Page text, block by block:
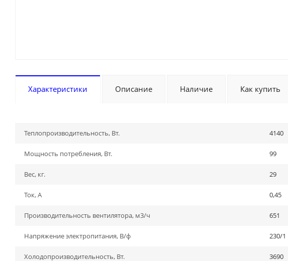
Характеристики Описание Наличие Как купить
Теплопроизводительность, Вт. 4140
Мощность потребления, Вт. 99
Вес, кг. 29
Ток, А 0,45
Производительность вентилятора, м3/ч 651
Напряжение электропитания, В/ф 230/1
Холодопроизводительность, Вт. 3690